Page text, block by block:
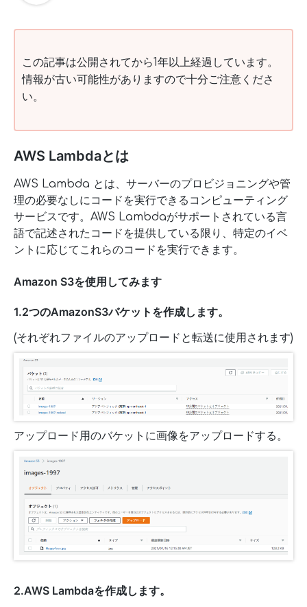
この記事は公開されてから1年以上経過しています。
情報が古い可能性がありますので十分ご注意くださ
い。
AWS Lambdaとは
AWS Lambda とは、サーバーのプロビジョニングや管
理の必要なしにコードを実行できるコンピューティング
サービスです。AWS Lambdaがサポートされている言
語で記述されたコードを提供している限り、特定のイベ
ントに応じてこれらのコードを実行できます。
Amazon S3を使用してみます
1.2つのAmazonS3バケットを作成します。
(それぞれファイルのアップロードと転送に使用されます)
アップロード用のバケットに画像をアップロードする。
2.AWS Lambdaを作成します。